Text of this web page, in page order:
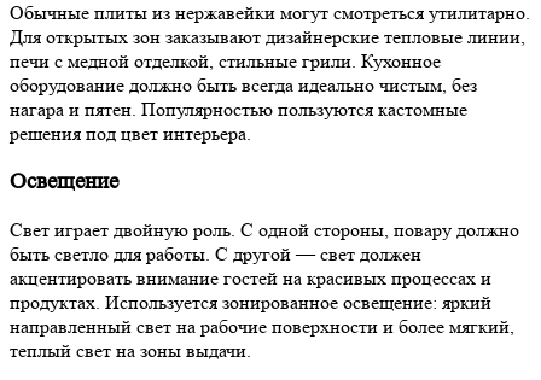
Обычные плиты из нержавейки могут смотреться утилитарно.
Для открытых зон заказывают дизайнерские тепловые линии,
печи с медной отделкой, стильные грили. Кухонное
оборудование должно быть всегда идеально чистым, без
нагара и пятен. Популярностью пользуются кастомные
решения под цвет интерьера.
Освещение
Свет играет двойную роль. С одной стороны, повару должно
быть светло для работы. С другой — свет должен
акцентировать внимание гостей на красивых процессах и
продуктах. Используется зонированное освещение: яркий
направленный свет на рабочие поверхности и более мягкий,
теплый свет на зоны выдачи.